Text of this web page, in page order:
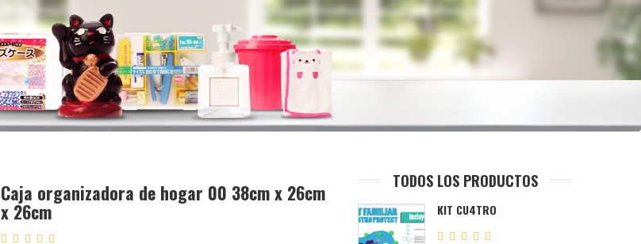
Caja organizadora de hogar 00 38cm x 26cm
x 26cm
TODOS LOS PRODUCTOS
KIT CU4TRO